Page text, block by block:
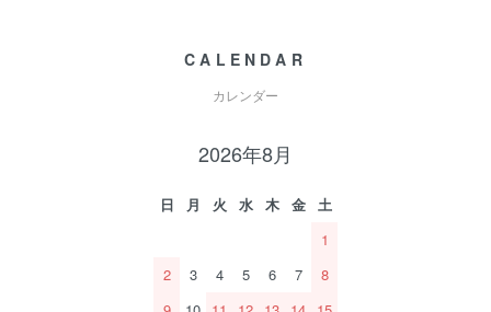
CALENDAR
カレンダー
2026年8月
日 月 火 水 木 金
土
1
2
3 4 5 6 7
8